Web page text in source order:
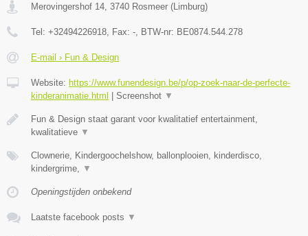
Merovingershof 14 3740 Rosmeer (Limburg)
Tel: +32494226918 , Fax: - , BTW-nr: BE0874.544.278
E-mail › Fun & Design
Website: https://www.funendesign.be/p/op-zoek-naar-de-perfecte-
kinderanimatie.html | Screenshot ▼
Fun & Design staat garant voor kwalitatief entertainment,
kwalitatieve ▼
Clownerie, Kindergoochelshow, ballonplooien, kinderdisco,
kindergrime,
▼
Openingstijden onbekend
Laatste facebook posts ▼